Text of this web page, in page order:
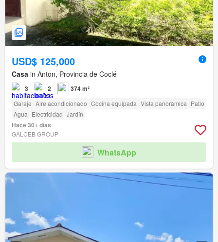
USD$ 125,000
Casa in Anton, Provincia de Coclé
3 2 374 m²
Garaje Aire acondicionado Cocina equipada Vista panorámica Patio
Agua Electricidad Jardín
Hace 30+ días
GALCEB GROUP
WhatsApp